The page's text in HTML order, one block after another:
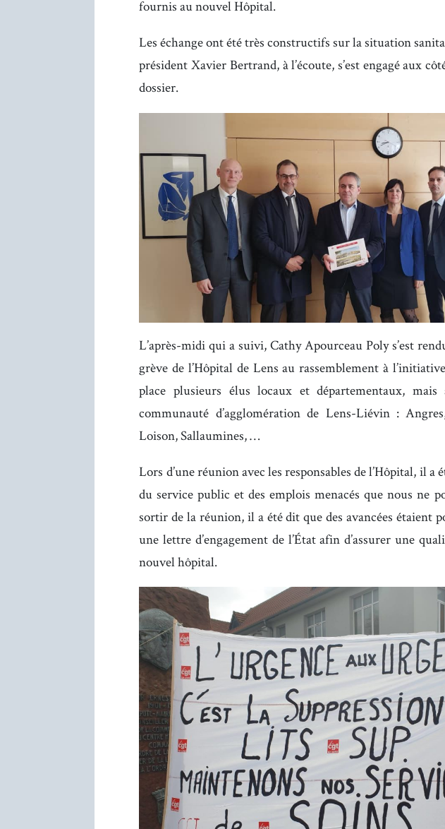
fournis au nouvel Hôpital.
Les échange ont été très constructifs sur la situation
président Xavier Bertrand, à l’écoute, s’est engagé aux
dossier.
L’après-midi qui a suivi, Cathy Apourceau Poly s’est
grève de l’Hôpital de Lens au rassemblement à
place plusieurs élus locaux et départementaux,
communauté d’agglomération de Lens-Liévin :
Loison, Sallaumines, …
Lors d’une réunion avec les responsables de l’Hôpital, il a
du service public et des emplois menacés que nous ne
sortir de la réunion, il a été dit que des avancées étaient
une lettre d’engagement de l’État afin d’assurer une
nouvel hôpital.